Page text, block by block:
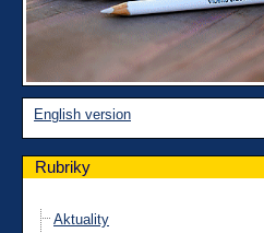
English version
Rubriky
Aktuality